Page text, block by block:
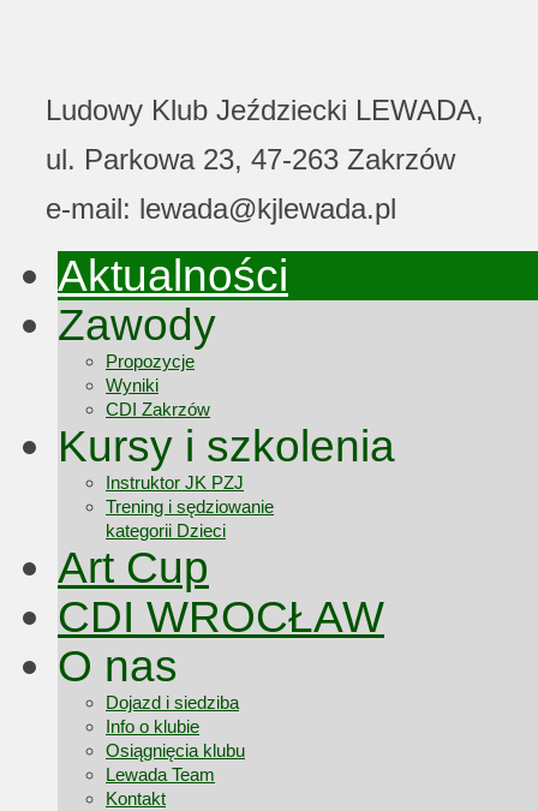
Ludowy Klub Jeździecki LEWADA,
ul. Parkowa 23, 47-263 Zakrzów
e-mail: lewada@kjlewada.pl
Aktualności
Zawody
Propozycje
Wyniki
CDI Zakrzów
Kursy i szkolenia
Instruktor JK PZJ
Trening i sędziowanie
kategorii Dzieci
Art Cup
CDI WROCŁAW
O nas
Dojazd i siedziba
Info o klubie
Osiągnięcia klubu
Lewada Team
Kontakt